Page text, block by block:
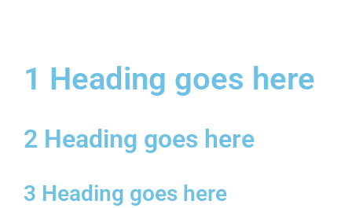
1 Heading goes here
2 Heading goes here
3 Heading goes here